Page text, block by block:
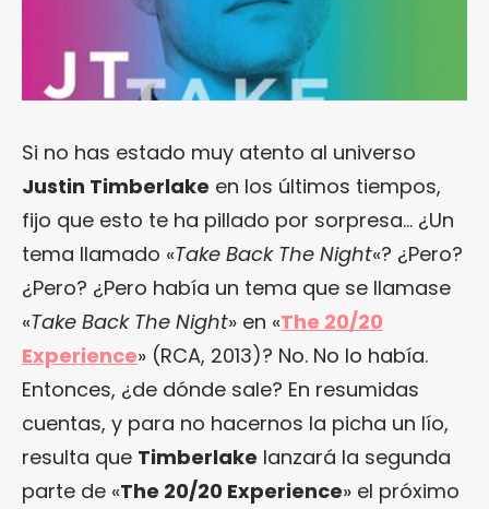
Si no has estado muy atento al universo
Justin Timberlake en los últimos tiempos,
fijo que esto te ha pillado por sorpresa… ¿Un
tema llamado «Take Back The Night«? ¿Pero?
¿Pero? ¿Pero había un tema que se llamase
«Take Back The Night» en «The 20/20
Experience» (RCA, 2013)? No. No lo había.
Entonces, ¿de dónde sale? En resumidas
cuentas, y para no hacernos la picha un lío,
resulta que Timberlake lanzará la segunda
parte de «The 20/20 Experience» el próximo